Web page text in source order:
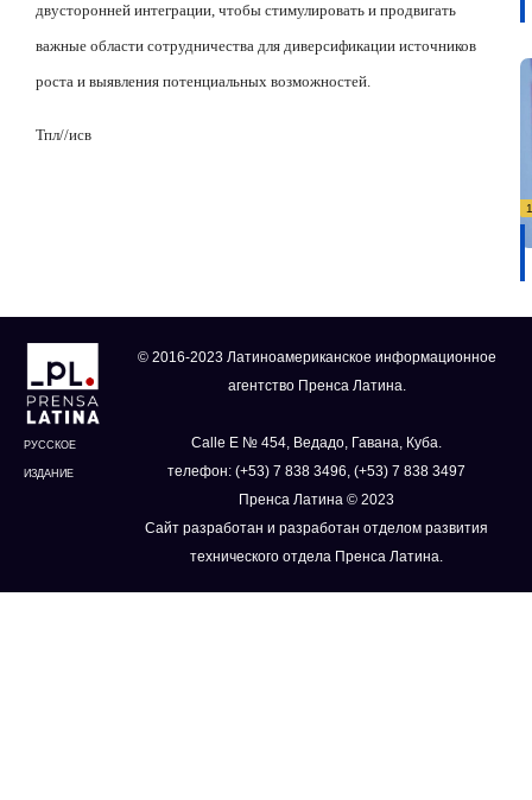
двусторонней интеграции, чтобы стимулировать и продвигать
важные области сотрудничества для диверсификации источников
роста и выявления потенциальных возможностей.
Тпл//исв
РУССКОЕ
ИЗДАНИЕ
© 2016-2023 Латиноамериканское информационное
агентство Пренса Латина.
Calle E № 454, Ведадо, Гавана, Куба.
телефон: (+53) 7 838 3496, (+53) 7 838 3497
Пренса Латина © 2023
Сайт разработан и разработан отделом развития
технического отдела Пренса Латина.